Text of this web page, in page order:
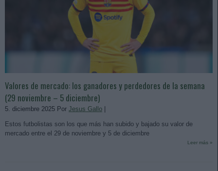
Valores de mercado: los ganadores y perdedores de la semana
(29 noviembre – 5 diciembre)
5. diciembre 2025 Por Jesus Gallo
Estos futbolistas son los que más han subido y bajado su valor de
mercado entre el 29 de noviembre y 5 de diciembre
Leer más »